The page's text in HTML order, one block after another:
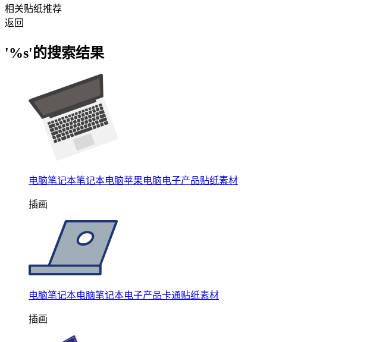
相关贴纸推荐
返回
'%s'的搜索结果
电脑笔记本笔记本电脑苹果电脑电子产品贴纸素材
插画
电脑笔记本电脑笔记本电子产品卡通贴纸素材
插画